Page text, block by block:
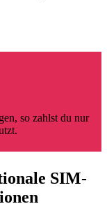
so zahlst du nur
SIM-